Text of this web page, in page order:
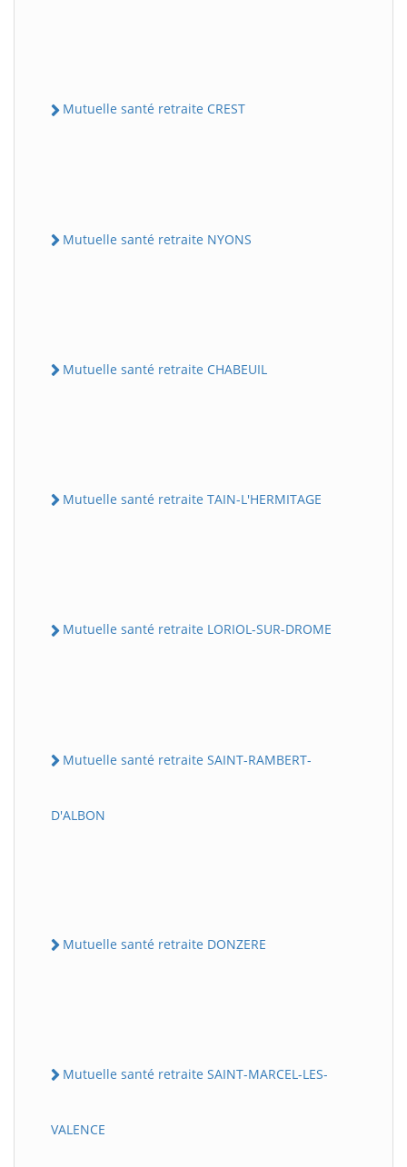
Mutuelle santé retraite CREST
Mutuelle santé retraite NYONS
Mutuelle santé retraite CHABEUIL
Mutuelle santé retraite TAIN-L'HERMITAGE
Mutuelle santé retraite LORIOL-SUR-DROME
Mutuelle santé retraite SAINT-RAMBERT-
D'ALBON
Mutuelle santé retraite DONZERE
Mutuelle santé retraite SAINT-MARCEL-LES-
VALENCE